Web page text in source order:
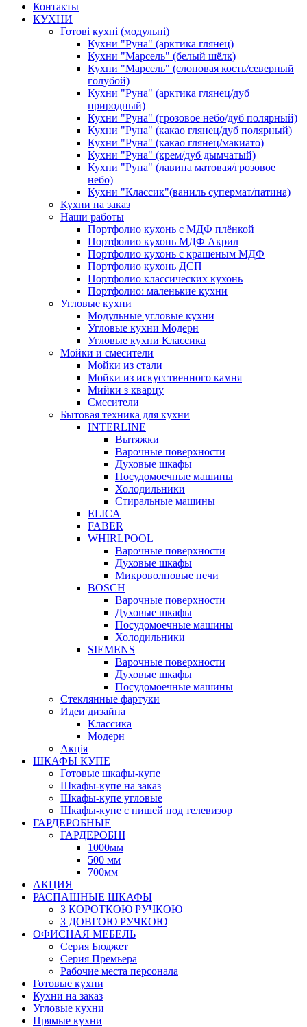
Контакты
КУХНИ
Готові кухні (модульні)
Кухни "Руна" (арктика глянец)
Кухни "Марсель" (белый шёлк)
Кухни "Марсель" (слоновая кость/северный
голубой)
Кухни "Руна" (арктика глянец/дуб
природный)
Кухни "Руна" (грозовое небо/дуб полярный)
Кухни "Руна" (какао глянец/дуб полярный)
Кухни "Руна" (какао глянец/макиато)
Кухни "Руна" (крем/дуб дымчатый)
Кухни "Руна" (лавина матовая/грозовое
небо)
Кухни "Классик"(ваниль супермат/патина)
Кухни на заказ
Наши работы
Портфолио кухонь с МДФ плёнкой
Портфолио кухонь МДФ Акрил
Портфолио кухонь с крашеным МДФ
Портфолио кухонь ДСП
Портфолио классических кухонь
Портфолио: маленькие кухни
Угловые кухни
Модульные угловые кухни
Угловые кухни Модерн
Угловые кухни Классика
Мойки и смесители
Мойки из стали
Мойки из искусственного камня
Мийки з кварцу
Смесители
Бытовая техника для кухни
INTERLINE
Вытяжки
Варочные поверхности
Духовые шкафы
Посудомоечные машины
Холодильники
Стиральные машины
ELICA
FABER
WHIRLPOOL
Варочные поверхности
Духовые шкафы
Микроволновые печи
BOSCH
Варочные поверхности
Духовые шкафы
Посудомоечные машины
Холодильники
SIEMENS
Варочные поверхности
Духовые шкафы
Посудомоечные машины
Стеклянные фартуки
Идеи дизайна
Класcика
Модерн
Акція
ШКАФЫ КУПЕ
Готовые шкафы-купе
Шкафы-купе на заказ
Шкафы-купе угловые
Шкафы-купе с нишей под телевизор
ГАРДЕРОБНЫЕ
ГАРДЕРОБНІ
1000мм
500 мм
700мм
АКЦИЯ
РАСПАШНЫЕ ШКАФЫ
З КОРОТКОЮ РУЧКОЮ
З ДОВГОЮ РУЧКОЮ
ОФИСНАЯ МЕБЕЛЬ
Серия Бюджет
Серия Премьера
Рабочие места персонала
Готовые кухни
Кухни на заказ
Угловые кухни
Прямые кухни